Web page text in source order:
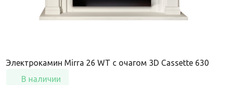
Электрокамин Mirra 26 WT с очагом 3D Cassette 630
В наличии